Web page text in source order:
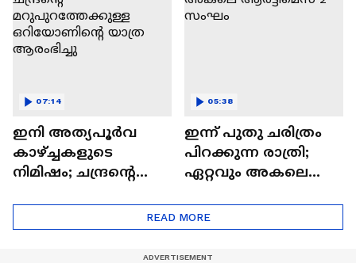
ഇനി അത്യപൂര്‍വ
കാഴ്ച്ചകളുടെ
നിമിഷം; ചന്ദ്രന്റെ
ഒറിയോണിന്റെ യാത്ര
ആരംഭിച്ചു
07:14
ഇന്ന് പുതു ചരിത്രം
പിറക്കുന്ന രാത്രി;
ഏറ്റവും അകലെ
05:38
READ MORE